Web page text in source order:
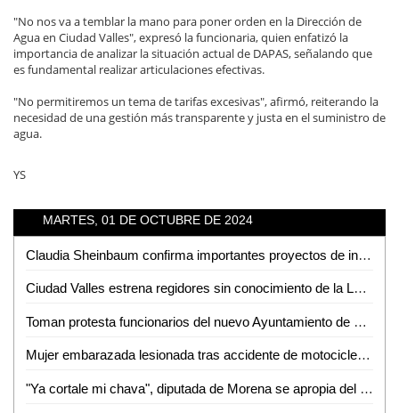
"No nos va a temblar la mano para poner orden en la Dirección de
Agua en Ciudad Valles", expresó la funcionaria, quien enfatizó la
importancia de analizar la situación actual de DAPAS, señalando que
es fundamental realizar articulaciones efectivas.
"No permitiremos un tema de tarifas excesivas", afirmó, reiterando la
necesidad de una gestión más transparente y justa en el suministro de
agua.
YS
MARTES, 01 DE OCTUBRE DE 2024
Claudia Sheinbaum confirma importantes proyectos de infraestructura para SLP y la Huasteca
Ciudad Valles estrena regidores sin conocimiento de la Ley; prometen estudiarla
Toman protesta funcionarios del nuevo Ayuntamiento de Ciudad Valles
Mujer embarazada lesionada tras accidente de motocicleta en Boulevard México - Laredo
"Ya cortale mi chava", diputada de Morena se apropia del podio en evento de David Medina